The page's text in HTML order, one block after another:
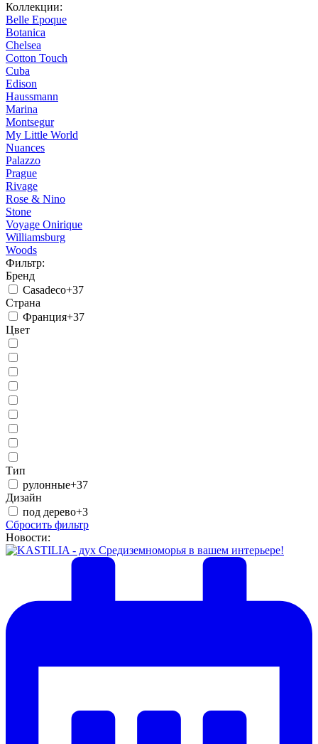
Коллекции:
Belle Epoque
Botanica
Chelsea
Cotton Touch
Cuba
Edison
Haussmann
Marina
Montsegur
My Little World
Nuances
Palazzo
Prague
Rivage
Rose & Nino
Stone
Voyage Onirique
Williamsburg
Woods
Фильтр:
Бренд
Casadeco+37
Страна
Франция+37
Цвет
Тип
рулонные+37
Дизайн
под дерево+3
Сбросить фильтр
Новости: